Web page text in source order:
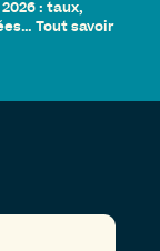
: taux,
Tout savoir